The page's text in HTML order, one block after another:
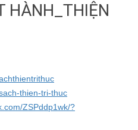
HÀNH_THIỆN
thien-tri-thuc
ZSPddp1wk/?